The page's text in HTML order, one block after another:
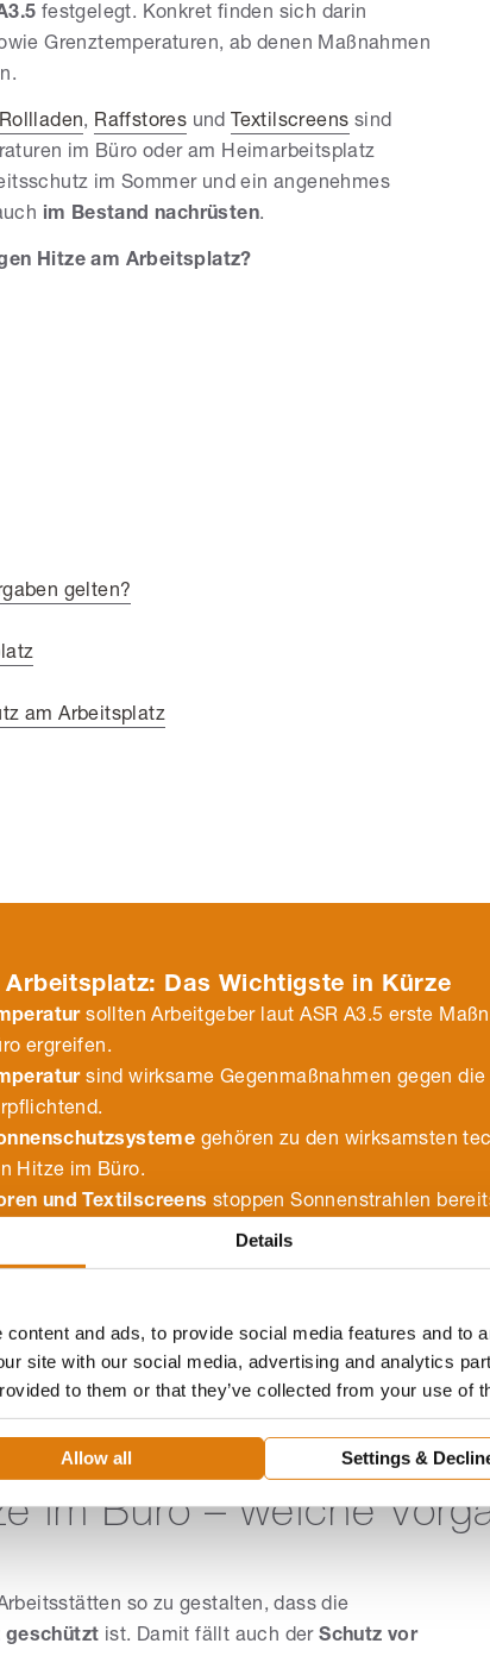
Details
and ads, to provide social media features and to
site with our social media, advertising and analytics
to them or that they’ve collected from your use of
Settings &
Allow all
festgelegt. Konkret finden sich darin
Grenztemperaturen, ab denen Maßnahmen
Rollladen, Raffstores und Textilscreens sind
im Büro oder am Heimarbeitsplatz
im Sommer und ein angenehmes
im Bestand nachrüsten.
Hitze am Arbeitsplatz?
gelten?
am Arbeitsplatz
Das Wichtigste in Kürze
sollten Arbeitgeber laut ASR A3.5 erste
ergreifen.
sind wirksame Gegenmaßnahmen gegen die
gehören zu den wirksamsten
Hitze im Büro.
und Textilscreens stoppen Sonnenstrahlen
so, dass Räume unangenehm stark aufheizen.
im Büro – welche
so zu gestalten, dass die
geschützt ist. Damit fällt auch derSchutz vor